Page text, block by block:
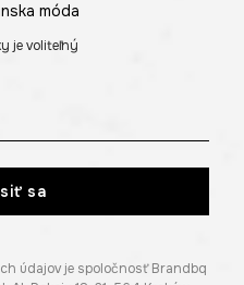
móda
je voliteľný
sa
údajov je spoločnosť Brandbq